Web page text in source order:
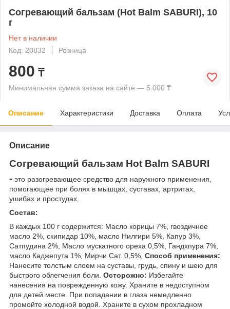
Согревающий бальзам (Hot Balm SABURI), 10
г
Нет в наличии
Код: 20832
Розница
800 ₸
Минимальная сумма заказа на сайте — 5 000 ₸
Описание Характеристики Доставка Оплата
Описание
Согревающий бальзам Hot Balm SABURI
- это разогревающее средство для наружного применения,
помогающее при болях в мышцах, суставах, артритах,
ушибах и простудах.
Состав:
В каждых 100 г содержится: Масло корицы 7%, гвоздичное
масло 2%, скипидар 10%, масло Нилгири 5%, Капур 3%,
Сатпудина 2%, Масло мускатного ореха 0,5%, Гандхпура 7%,
масло Каджепута 1%, Мирчи Сат. 0,5%, Способ применения:
Нанесите толстым слоем на суставы, грудь, спину и шею для
быстрого облегчения боли. Осторожно: Избегайте
нанесения на поврежденную кожу. Храните в недоступном
для детей месте. При попадании в глаза немедленно
промойте холодной водой. Храните в сухом прохладном